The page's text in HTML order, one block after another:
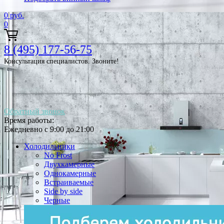
0 руб.
0
8 (495) 177-56-75
Консультация специалистов. Звоните!
Обратный звонок
Время работы:
Ежедневно с 9:00 до 21:00
Холодильники
No Frost
Двухкамерные
Однокамерные
Встраиваемые
Side by side
Черные